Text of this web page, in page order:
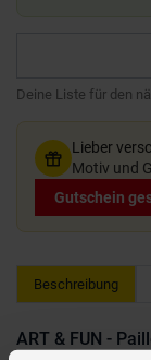
Deine Liste für den
Lieber
Motiv und
Gutschein
Beschreibung
ART & FUN -